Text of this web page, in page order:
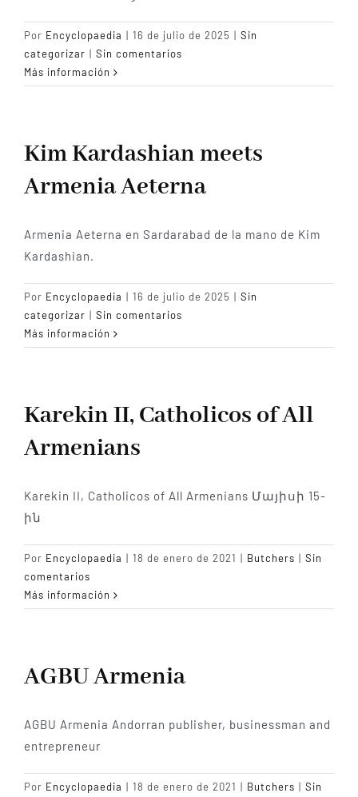
Por Encyclopaedia | 16 de julio de 2025 | Sin
categorizar | Sin comentarios
Más información
Kim Kardashian meets
Armenia Aeterna
Armenia Aeterna en Sardarabad de la mano de Kim
Kardashian.
Por Encyclopaedia | 16 de julio de 2025 | Sin
categorizar | Sin comentarios
Más información
Karekin II, Catholicos of All
Armenians
Karekin II, Catholicos of All Armenians Մայիսի 15-
ին
Por Encyclopaedia | 18 de enero de 2021 | Butchers | Sin
comentarios
Más información
AGBU Armenia
AGBU Armenia Andorran publisher, businessman and
entrepreneur
Por Encyclopaedia | 18 de enero de 2021 | Butchers | Sin